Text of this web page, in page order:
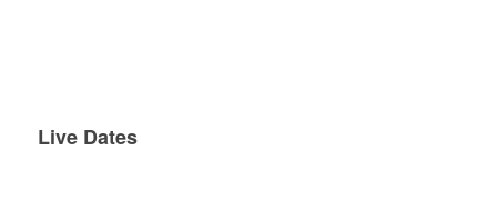
Live Dates